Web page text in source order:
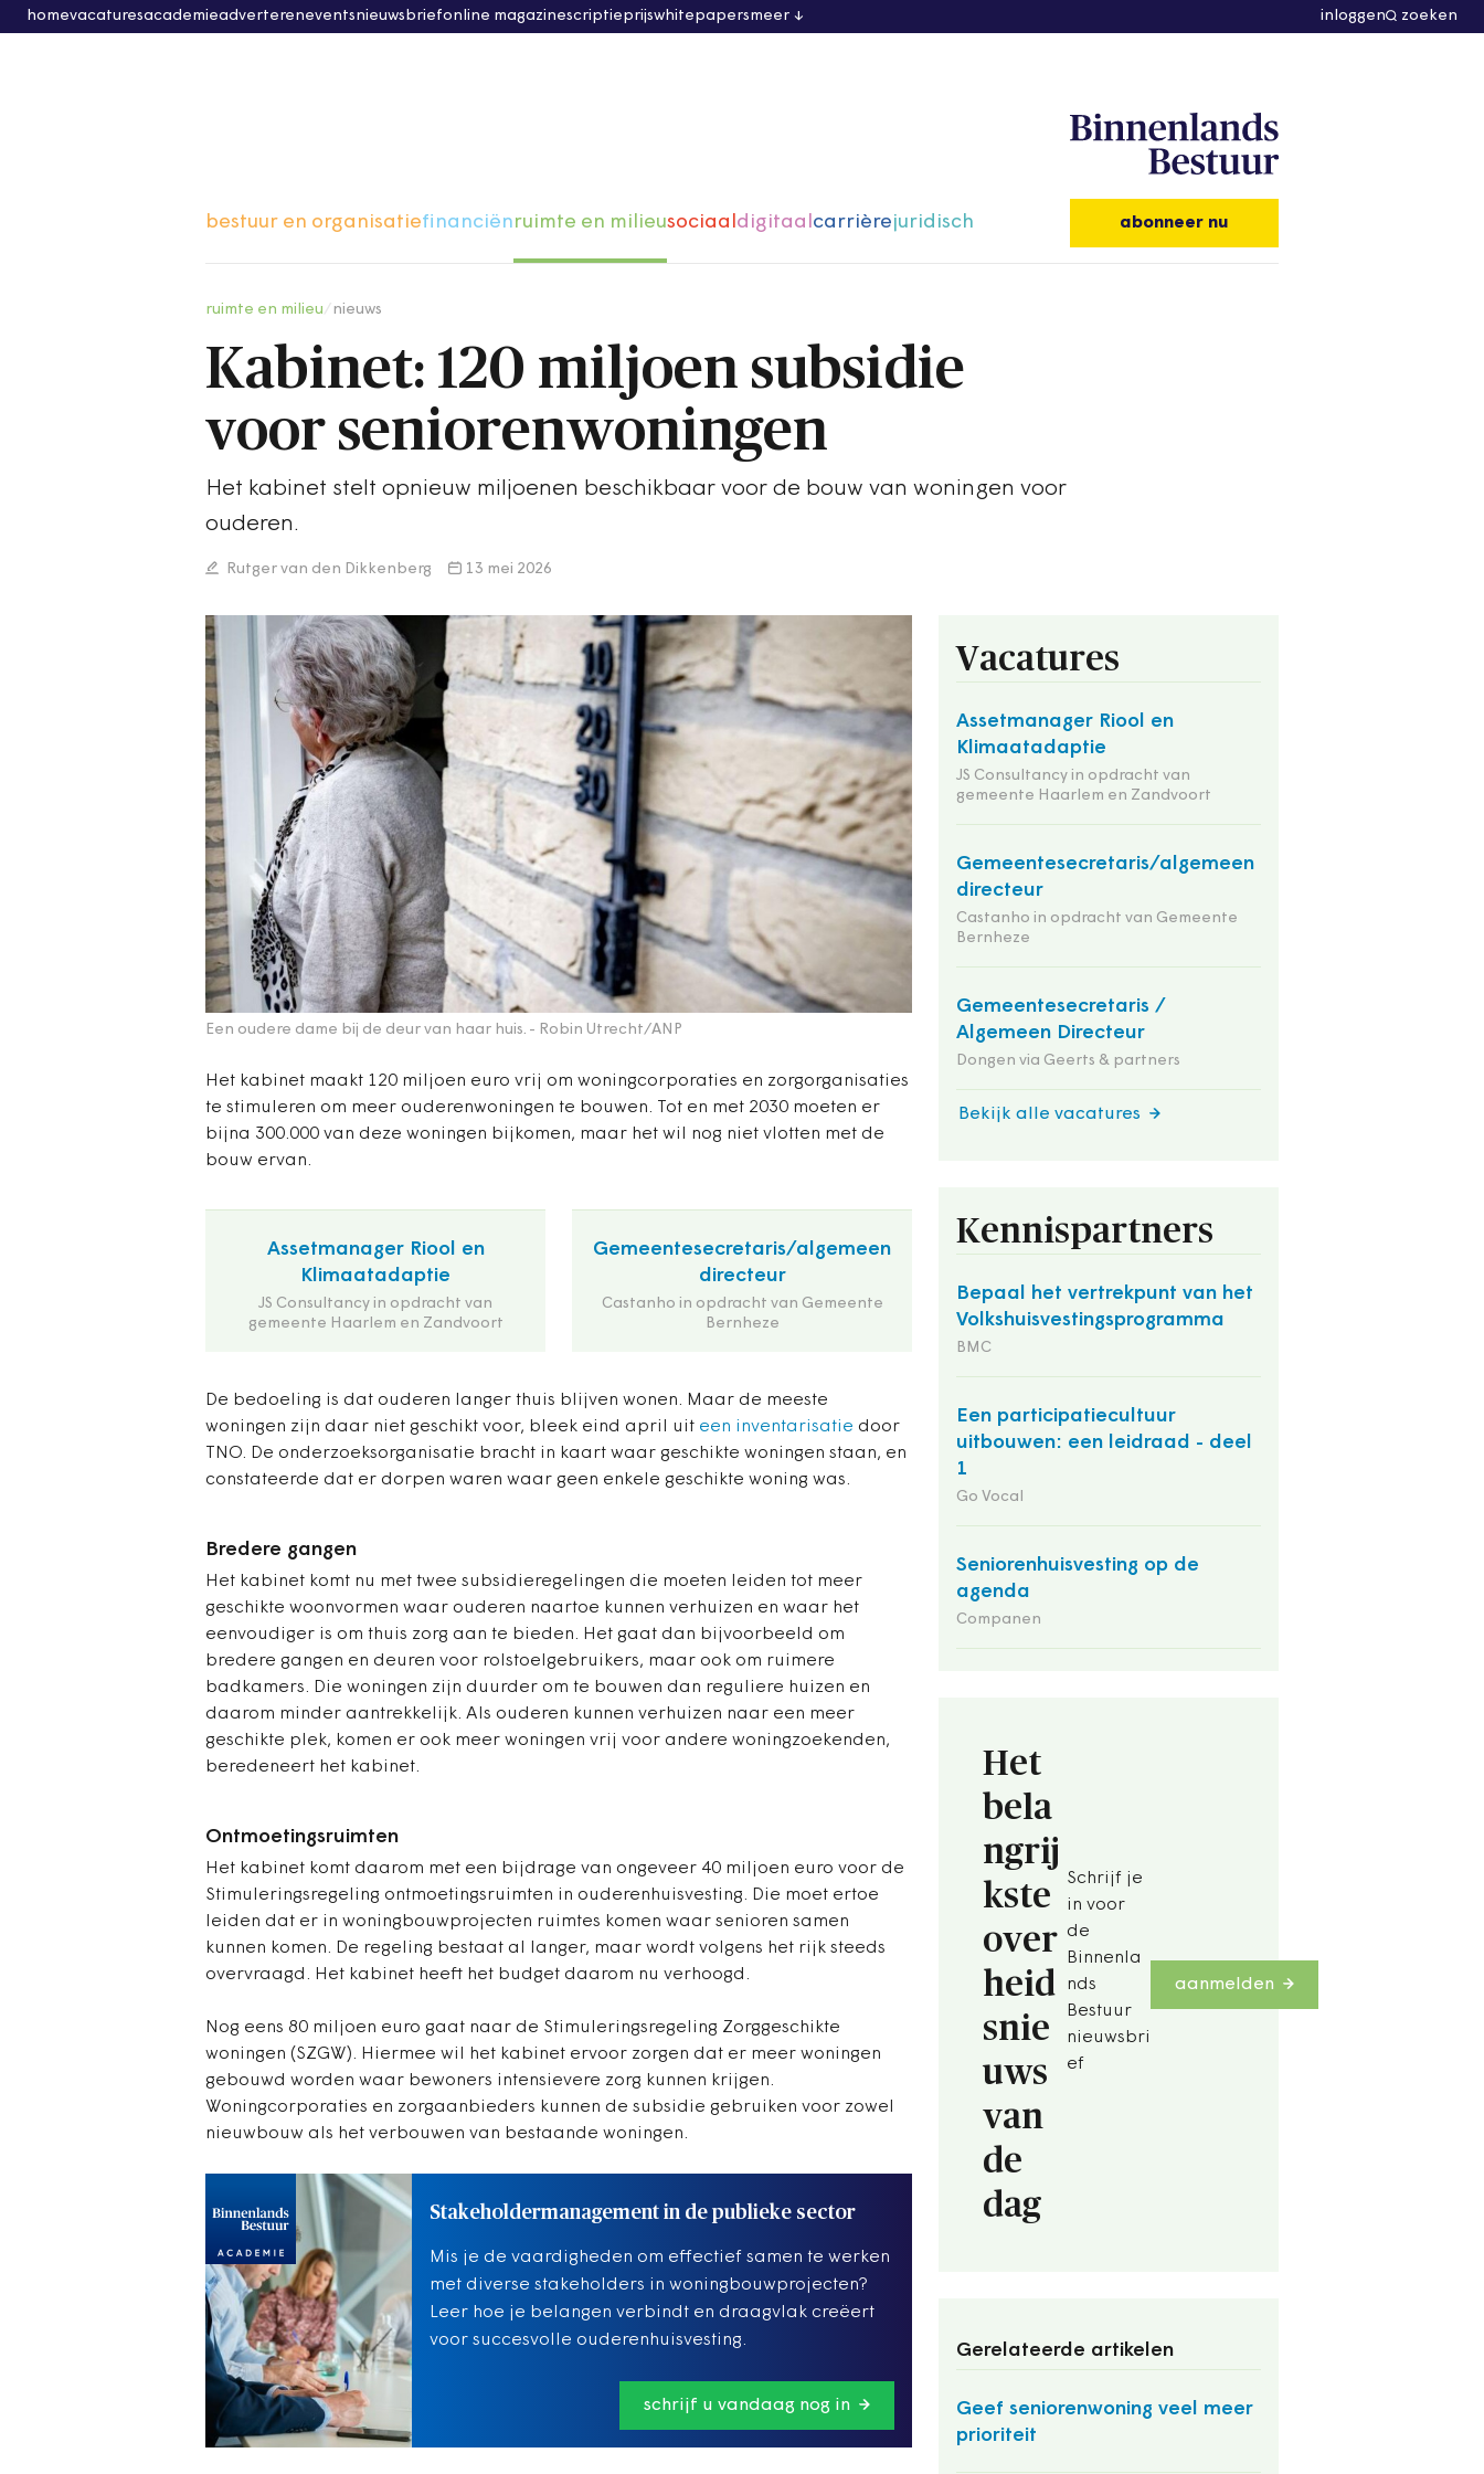
homevacaturesacademieadvertereneventsnieuwsbriefonline magazinescriptieprijswhitepapersmeer inloggen zoeken
bestuur en organisatiefinanciënruimte en milieusociaaldigitaalcarrièrejuridisch abonneer nu
ruimte en milieu nieuws
Kabinet: 120 miljoen subsidie
voor seniorenwoningen
Het kabinet stelt opnieuw miljoenen beschikbaar voor de bouw van woningen voor
ouderen.
Rutger van den Dikkenberg 13 mei 2026
Een oudere dame bij de deur van haar huis. - Robin Utrecht/ANP
Het kabinet maakt 120 miljoen euro vrij om woningcorporaties en zorgorganisaties
te stimuleren om meer ouderenwoningen te bouwen. Tot en met 2030 moeten er
bijna 300.000 van deze woningen bijkomen, maar het wil nog niet vlotten met de
bouw ervan.
Assetmanager Riool en
Klimaatadaptie
JS Consultancy in opdracht van
gemeente Haarlem en Zandvoort
Gemeentesecretaris/algemeen
directeur
Castanho in opdracht van Gemeente
Bernheze
De bedoeling is dat ouderen langer thuis blijven wonen. Maar de meeste
woningen zijn daar niet geschikt voor, bleek eind april uit een inventarisatie door
TNO. De onderzoeksorganisatie bracht in kaart waar geschikte woningen staan, en
constateerde dat er dorpen waren waar geen enkele geschikte woning was.
Vacatures
Assetmanager Riool en
Klimaatadaptie
JS Consultancy in opdracht van
gemeente Haarlem en Zandvoort
Gemeentesecretaris/algemeen
directeur
Castanho in opdracht van Gemeente
Bernheze
Gemeentesecretaris /
Algemeen Directeur
Dongen via Geerts & partners
Bekijk alle vacatures
Kennispartners
Bepaal het vertrekpunt van het
Volkshuisvestingsprogramma
BMC
Een participatiecultuur
uitbouwen: een leidraad - deel
1
Go Vocal
Seniorenhuisvesting op de
agenda
Companen
Het
bela
ngrij
kste
over
heid
snie
uws
van
de
dag
Schrijf je
in voor
de
Binnenla
nds
Bestuur
nieuwsbri
ef
aanmelden
Gerelateerde artikelen
Geef seniorenwoning veel meer
prioriteit
Bredere gangen
Het kabinet komt nu met twee subsidieregelingen die moeten leiden tot meer
geschikte woonvormen waar ouderen naartoe kunnen verhuizen en waar het
eenvoudiger is om thuis zorg aan te bieden. Het gaat dan bijvoorbeeld om
bredere gangen en deuren voor rolstoelgebruikers, maar ook om ruimere
badkamers. Die woningen zijn duurder om te bouwen dan reguliere huizen en
daarom minder aantrekkelijk. Als ouderen kunnen verhuizen naar een meer
geschikte plek, komen er ook meer woningen vrij voor andere woningzoekenden,
beredeneert het kabinet.
Ontmoetingsruimten
Het kabinet komt daarom met een bijdrage van ongeveer 40 miljoen euro voor de
Stimuleringsregeling ontmoetingsruimten in ouderenhuisvesting. Die moet ertoe
leiden dat er in woningbouwprojecten ruimtes komen waar senioren samen
kunnen komen. De regeling bestaat al langer, maar wordt volgens het rijk steeds
overvraagd. Het kabinet heeft het budget daarom nu verhoogd.
Nog eens 80 miljoen euro gaat naar de Stimuleringsregeling Zorggeschikte
woningen (SZGW). Hiermee wil het kabinet ervoor zorgen dat er meer woningen
gebouwd worden waar bewoners intensievere zorg kunnen krijgen.
Woningcorporaties en zorgaanbieders kunnen de subsidie gebruiken voor zowel
nieuwbouw als het verbouwen van bestaande woningen.
Stakeholdermanagement in de publieke sector
Mis je de vaardigheden om effectief samen te werken
met diverse stakeholders in woningbouwprojecten?
Leer hoe je belangen verbindt en draagvlak creëert
voor succesvolle ouderenhuisvesting.
schrijf u vandaag nog in